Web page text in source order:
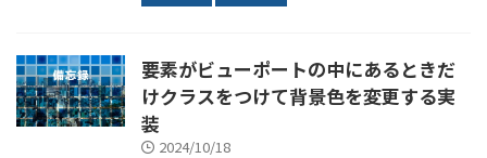
要素がビューポートの中にあるときだ
けクラスをつけて背景色を変更する実
装
2024/10/18